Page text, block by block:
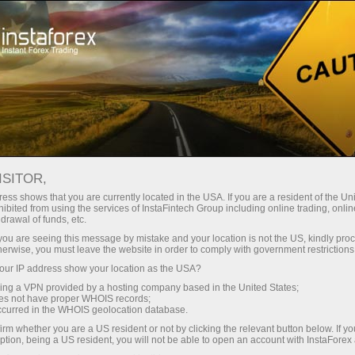
Tome un descanso
Humor Forex
Aqui encontrara chistes, muchos dibujos
animados y caricaturas amistosas sobre los
temas mas candentes de la economia mundial.
Por cierto, las descripciones de las imagenes
contienen una gran cantidad de informacion util.
shows that you are currently located in the USA. If you are a resident of the
from using the services of InstaFintech Group including online trading,
of funds, etc.
are seeing this message by mistake and your location is not the US, kindly
you must leave the website in order to comply with government
IP address show your location as the USA?
a VPN provided by a hosting company based in the United States;
not have proper WHOIS records;
in the WHOIS geolocation database.
whether you are a US resident or not by clicking the relevant button below. If
being a US resident, you will not be able to open an account with InstaForex